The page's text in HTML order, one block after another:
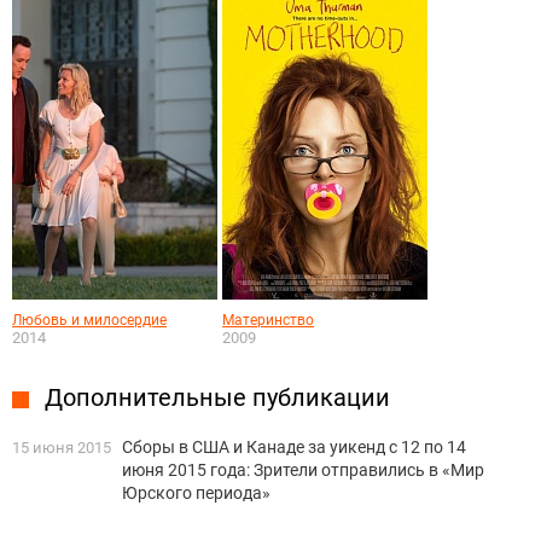
Любовь и милосердие
2014
Материнство
2009
Дополнительные публикации
15 июня 2015 Сборы в США и Канаде за уикенд с 12 по 14
июня 2015 года: Зрители отправились в «Мир
Юрского периода»